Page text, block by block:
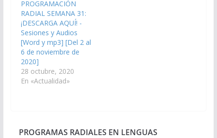
PROGRAMACIÓN
RADIAL SEMANA 31:
¡DESCARGA AQUÍ! -
Sesiones y Audios
[Word y mp3] [Del 2 al
6 de noviembre de
2020]
28 octubre, 2020
En «Actualidad»
PROGRAMAS RADIALES EN LENGUAS